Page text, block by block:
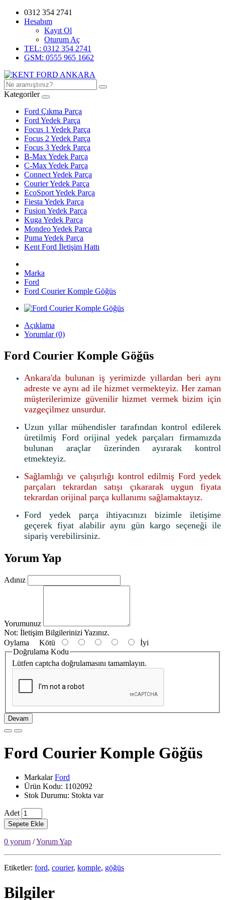
0312 354 2741
Hesabım
Kayıt Ol
Oturum Aç
TEL: 0312 354 2741
GSM: 0555 965 1662
Kategoriler
Ford Çıkma Parça
Ford Yedek Parça
Focus 1 Yedek Parça
Focus 2 Yedek Parça
Focus 3 Yedek Parça
B-Max Yedek Parça
C-Max Yedek Parça
Connect Yedek Parça
Courier Yedek Parça
EcoSport Yedek Parça
Fiesta Yedek Parça
Fusion Yedek Parça
Kuga Yedek Parça
Mondeo Yedek Parça
Puma Yedek Parça
Kent Ford İletişim Hattı
Marka
Ford
Ford Courier Komple Göğüs
Açıklama
Yorumlar (0)
Ford Courier Komple Göğüs
Ankara'da bulunan iş yerimizde yıllardan beri aynı
adreste ve aynı ad ile hizmet vermekteyiz. Her zaman
müşterilerimize güvenilir hizmet vermek bizim için
vazgeçilmez unsurdur.
Uzun yıllar mühendisler tarafından kontrol edilerek
üretilmiş Ford orijinal yedek parçaları firmamızda
bulunan araçlar üzerinden ayırarak kontrol
etmekteyiz.
Sağlamlığı ve çalışırlığı kontrol edilmiş Ford yedek
parçaları tekrardan satışı çıkararak uygun fiyata
tekrardan orijinal parça kullanımı sağlamaktayız.
Ford yedek parça ihtiyacınızı bizimle iletişime
geçerek fiyat alabilir aynı gün kargo seçeneği ile
sipariş verebilirsiniz.
Yorum Yap
Adınız
Yorumunuz
Not: İletişim Bilgilerinizi Yazınız.
Oylama Kötü
İyi
Doğrulama Kodu
Lütfen captcha doğrulamasını tamamlayın.
Devam
Ford Courier Komple Göğüs
MarkalarFord
Ürün Kodu: 1102092
Stok Durumu: Stokta var
Adet
Sepete Ekle
0 yorum /Yorum Yap
Etiketler: ford, courier, komple, göğüs
Bilgiler